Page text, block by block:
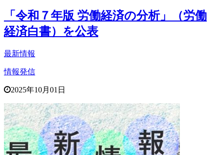
「令和７年版 労働経済の分析」（労働
経済白書）を公表
最新情報
情報発信
2025年10月01日